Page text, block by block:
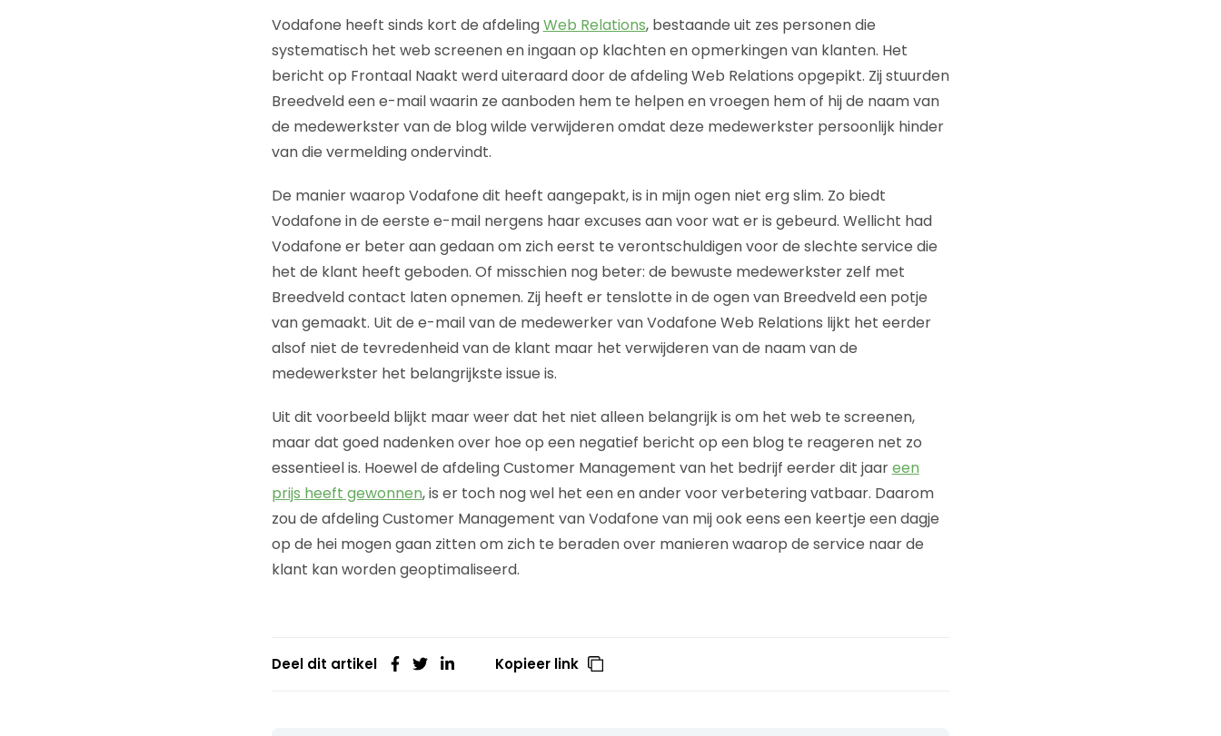
Vodafone heeft sinds kort de afdelingWeb Relations, bestaande uit zes personen die
systematisch het web screenen en ingaan op klachten en opmerkingen van klanten. Het
bericht op Frontaal Naakt werd uiteraard door de afdeling Web Relations opgepikt. Zij stuurden
Breedveld een e-mail waarin ze aanboden hem te helpen en vroegen hem of hij de naam van
de medewerkster van de blog wilde verwijderen omdat deze medewerkster persoonlijk hinder
van die vermelding ondervindt.
De manier waarop Vodafone dit heeft aangepakt, is in mijn ogen niet erg slim. Zo biedt
Vodafone in de eerste e-mail nergens haar excuses aan voor wat er is gebeurd. Wellicht had
Vodafone er beter aan gedaan om zich eerst te verontschuldigen voor de slechte service die
het de klant heeft geboden. Of misschien nog beter: de bewuste medewerkster zelf met
Breedveld contact laten opnemen. Zij heeft er tenslotte in de ogen van Breedveld een potje
van gemaakt. Uit de e-mail van de medewerker van Vodafone Web Relations lijkt het eerder
alsof niet de tevredenheid van de klant maar het verwijderen van de naam van de
medewerkster het belangrijkste issue is.
Uit dit voorbeeld blijkt maar weer dat het niet alleen belangrijk is om het web te screenen,
maar dat goed nadenken over hoe op een negatief bericht op een blog te reageren net zo
essentieel is. Hoewel de afdeling Customer Management van het bedrijf eerder dit jaareen
prijs heeft gewonnen, is er toch nog wel het een en ander voor verbetering vatbaar. Daarom
zou de afdeling Customer Management van Vodafone van mij ook eens een keertje een dagje
op de hei mogen gaan zitten om zich te beraden over manieren waarop de service naar de
klant kan worden geoptimaliseerd.
Deel dit artikel Kopieer link